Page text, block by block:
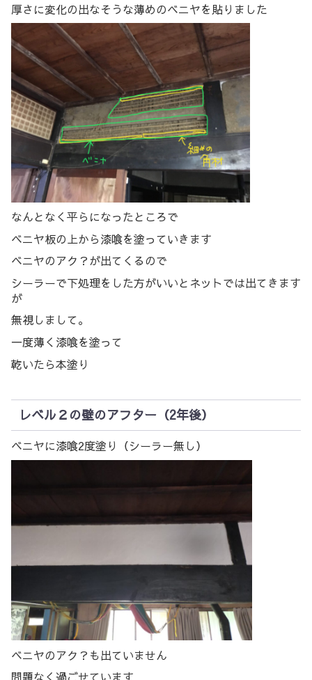
厚さに変化の出なそうな薄めのベニヤを貼りました
なんとなく平らになったところで
ベニヤ板の上から漆喰を塗っていきます
ベニヤのアク？が出てくるので
シーラーで下処理をした方がいいとネットでは出てきます
が
無視しまして。
一度薄く漆喰を塗って
乾いたら本塗り
レベル２の壁のアフター（2年後）
ベニヤに漆喰2度塗り（シーラー無し）
ベニヤのアク？も出ていません
問題なく過ごせています